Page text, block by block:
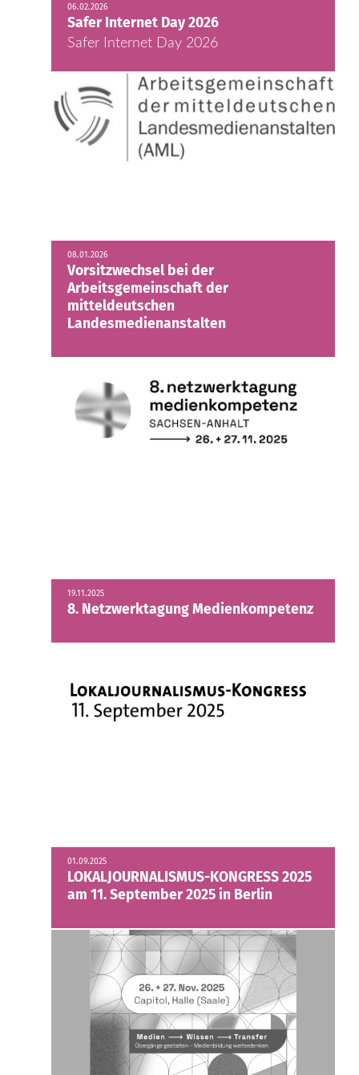
06.02.2026
Safer Internet Day 2026
Safer Internet Day 2026
08.01.2026
Vorsitzwechsel bei der
Arbeitsgemeinschaft der
mitteldeutschen
Landesmedienanstalten
19.11.2025
8. Netzwerktagung Medienkompetenz
01.09.2025
LOKALJOURNALISMUS-KONGRESS 2025
am 11. September 2025 in Berlin